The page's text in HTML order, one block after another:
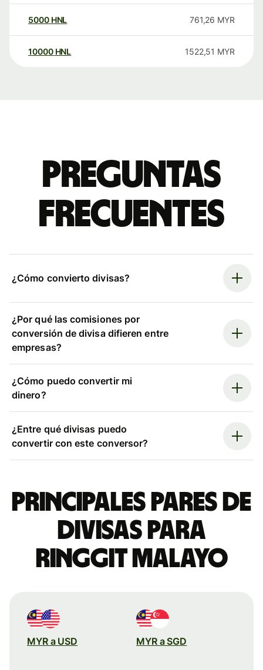
5000 HNL 761,26 MYR
10000 HNL 1522,51 MYR
Preguntas
frecuentes
¿Cómo convierto divisas?
¿Por qué las comisiones por
conversión de divisa difieren entre
empresas?
¿Cómo puedo convertir mi
dinero?
¿Entre qué divisas puedo
convertir con este conversor?
Principales pares de
divisas para
ringgit malayo
MYR a USD MYR a SGD